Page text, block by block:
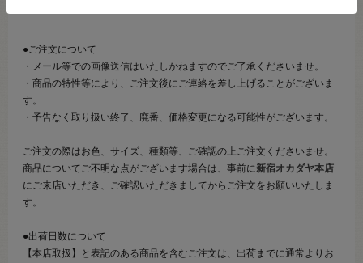
●ご注文について
・メール等での画像送信はいたしかねますのでご了承くださいませ。
・商品の特性等により、ご注文後にご連絡を差し上げることがございま
す。
・予告なく取り扱い終了、廃番、価格変更になる可能性がございます。
ご注文の際はお色、サイズ、種類等、ご確認の上ご注文くださいませ。
商品についてご不明な点がございます場合は、事前に新宿オカダヤ本店
にご来店いただき、ご確認いただきましてからご注文をお願いいたしま
す。
●出荷日数について
【本店取扱】と表記のある商品を含むご注文は、出荷までに通常よりお